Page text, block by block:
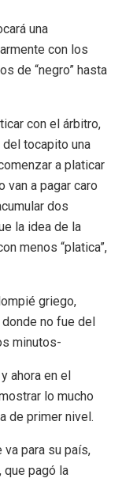
una
con los
de “negro” hasta
con el árbitro,
tocapito una
a platicar
van a pagar caro
dos
la idea de la
menos “platica”,
griego,
no fue del
minutos-
ahora en el
lo mucho
de primer nivel.
va para su país,
que pagó la